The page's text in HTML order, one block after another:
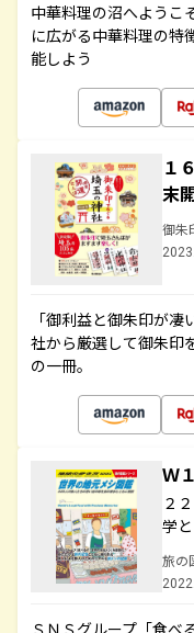
中華料理の沼へようこ
に広がる中華料理の特
能しよう
１
末
御朱
「御利益と御朱印が
社から厳選して御朱印
の一冊。
Ｗ
２
学
旅の
ＳＮＳグループ「食べ